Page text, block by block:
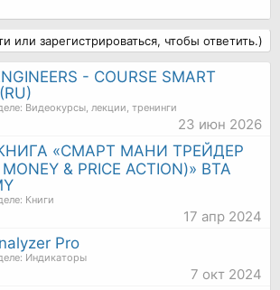
или зарегистрироваться, чтобы ответить.)
- COURSE SMART
Видеокурсы, лекции, тренинги
23 июн 2026
«СМАРТ МАНИ ТРЕЙДЕР
& PRICE ACTION)» BTA
Книги
17 апр 2024
Pro
Индикаторы
7 окт 2024